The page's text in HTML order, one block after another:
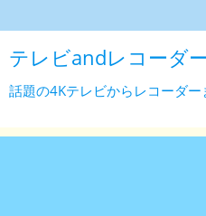
テレビandレコーダ
話題の4Kテレビからレコーダ